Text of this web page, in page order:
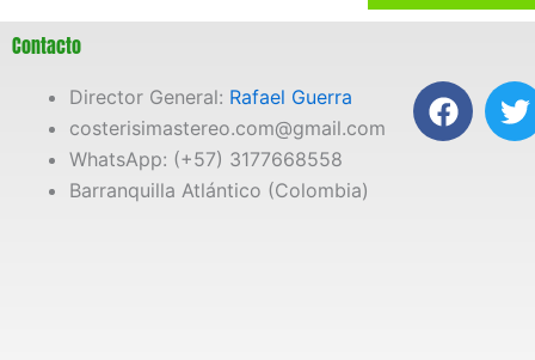
Contacto
Director General: Rafael Guerra
costerisimastereo.com@gmail.com
WhatsApp: (+57) 3177668558
Barranquilla Atlántico (Colombia)
F
a
T